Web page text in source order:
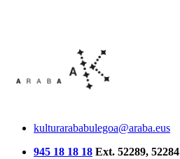
kulturarababulegoa@araba.eus
945 18 18 18 Ext. 52289, 52284